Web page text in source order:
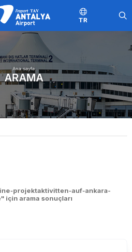
TR
Ana sayfa
ARAMA
projektaktivitten-auf-ankara-
için arama sonuçları